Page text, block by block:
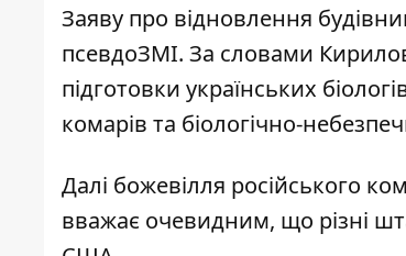
Заяву про відновлення
псевдоЗМІ. За словами
підготовки українських
комарів та біологічно-
Далі божевілля російського
вважає очевидним, що різні